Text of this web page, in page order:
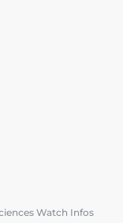
Watch Infos